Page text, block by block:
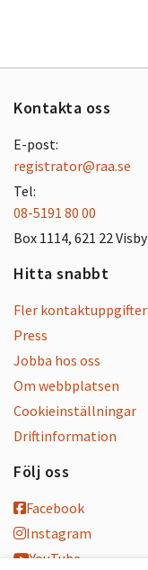
Kontakta oss
E-post:
registrator@raa.se
Tel:
08-5191 80 00
Box 1114, 621 22 Visby
Hitta snabbt
Fler kontaktuppgifter
Press
Jobba hos oss
Om webbplatsen
Cookieinställningar
Driftinformation
Följ oss
Facebook
Instagram
YouTube